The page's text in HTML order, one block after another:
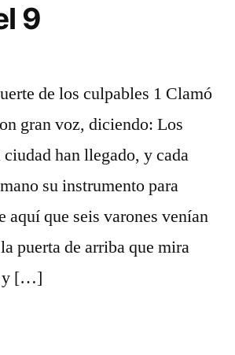
9
de los culpables 1 Clamó
gran voz, diciendo: Los
han llegado, y cada
su instrumento para
aquí que seis varones venían
puerta de arriba que mira
y […]